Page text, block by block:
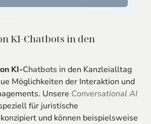
KI-Chatbots in den
KI-Chatbotsin den Kanzleialltag
Möglichkeiten der Interaktion und
Unsere Conversational AI
für juristische
und können beispielsweise